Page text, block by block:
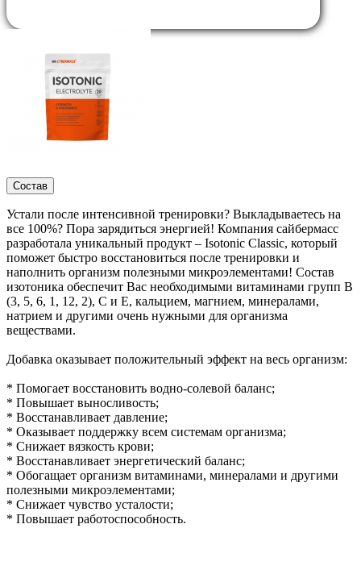
Состав
Устали после интенсивной тренировки? Выкладываетесь на
все 100%? Пора зарядиться энергией! Компания сайбермасс
разработала уникальный продукт – Isotonic Classic, который
поможет быстро восстановиться после тренировки и
наполнить организм полезными микроэлементами! Состав
изотоника обеспечит Вас необходимыми витаминами групп В
(3, 5, 6, 1, 12, 2), С и Е, кальцием, магнием, минералами,
натрием и другими очень нужными для организма
веществами.
Добавка оказывает положительный эффект на весь организм:
* Помогает восстановить водно-солевой баланс;
* Повышает выносливость;
* Восстанавливает давление;
* Оказывает поддержку всем системам организма;
* Снижает вязкость крови;
* Восстанавливает энергетический баланс;
* Обогащает организм витаминами, минералами и другими
полезными микроэлементами;
* Снижает чувство усталости;
* Повышает работоспособность.